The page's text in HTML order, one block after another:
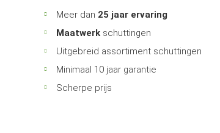
Meer dan 25 jaar ervaring
Maatwerk schuttingen
Uitgebreid assortiment schuttingen
Minimaal 10 jaar garantie
Scherpe prijs